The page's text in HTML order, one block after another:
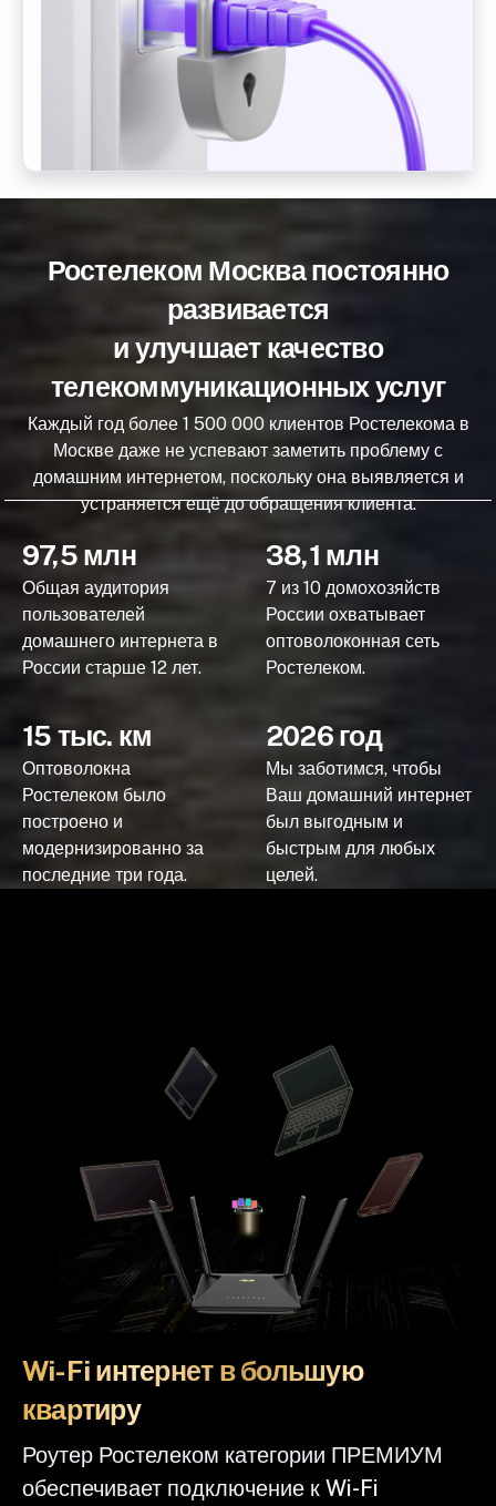
Ростелеком Москва постоянно
развивается
и улучшает качество
телекоммуникационных услуг
Каждый год более 1 500 000 клиентов Ростелекома в
Москве даже не успевают заметить проблему с
домашним интернетом, поскольку она выявляется и
устраняется ещё до обращения клиента.
97,5 млн
Общая аудитория
пользователей
домашнего интернета в
России старше 12 лет.
38,1 млн
7 из 10 домохозяйств
России охватывает
оптоволоконная сеть
Ростелеком.
15 тыс. км
Оптоволокна
Ростелеком было
построено и
модернизированно за
последние три года.
2026 год
Мы заботимся, чтобы
Ваш домашний интернет
был выгодным и
быстрым для любых
целей.
Wi-Fi интернет в большую
квартиру
Роутер Ростелеком категории ПРЕМИУМ
обеспечивает подключение к Wi-Fi